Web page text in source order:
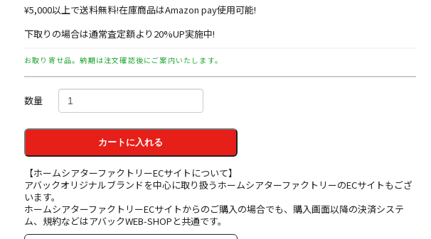
¥5,000以上で送料無料!在庫商品はAmazon pay使用可能!
下取りの場合は通常査定額より20%UP実施中!
お取り寄せ品。納期は注文確認後にご案内いたします。
数量
カートに入れる
【ホームシアターファクトリーECサイトについて】
アバックオリジナルブランドを中心に取り扱うホームシアターファクトリーのECサイトもござ
います。
ホームシアターファクトリーECサイトからのご購入の場合でも、購入画面以降の決済システ
ム、規約などはアバックWEB-SHOPと共通です。